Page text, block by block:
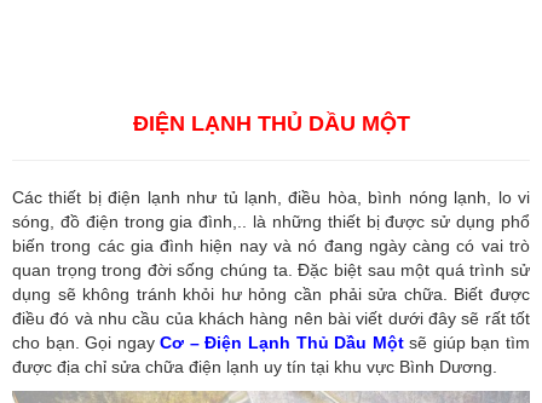
ĐIỆN LẠNH THỦ DẦU MỘT
Các thiết bị điện lạnh như tủ lạnh, điều hòa, bình nóng lạnh, lo vi
sóng, đồ điện trong gia đình,.. là những thiết bị được sử dụng phổ
biến trong các gia đình hiện nay và nó đang ngày càng có vai trò
quan trọng trong đời sống chúng ta. Đặc biệt sau một quá trình sử
dụng sẽ không tránh khỏi hư hỏng cần phải sửa chữa. Biết được
điều đó và nhu cầu của khách hàng nên bài viết dưới đây sẽ rất tốt
cho bạn. Gọi ngayCơ – Điện Lạnh Thủ Dầu Một sẽ giúp bạn tìm
được địa chỉ sửa chữa điện lạnh uy tín tại khu vực Bình Dương.